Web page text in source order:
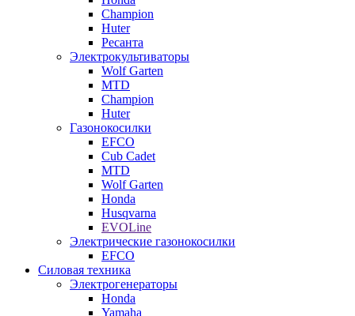
Champion
Huter
Ресанта
Электрокультиваторы
Wolf Garten
MTD
Champion
Huter
Газонокосилки
EFCO
Cub Cadet
MTD
Wolf Garten
Honda
Husqvarna
EVOLine
Электрические газонокосилки
EFCO
Силовая техника
Электрогенераторы
Honda
Yamaha